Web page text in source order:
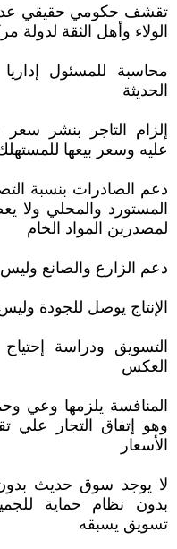
تقشف حكومي حقيقي عدم
الولاء وأهل الثقة لدولة
محاسبة للمسئول
الحديثة
إلزام التاجر بنشر
عليه وسعر بيعها
دعم الصادرات بنسبة
المستورد والمحلي ولا
لمصدرين المواد الخام
دعم الزارع والصانع وليس
الإنتاج يوصل للجودة
التسويق ودراسة
العكس
المنافسة يلزمها وعي
وهو إتفاق التجار علي
الأسعار
لا يوجد سوق حديث
بدون نظام حماية
تسويق يسبقه